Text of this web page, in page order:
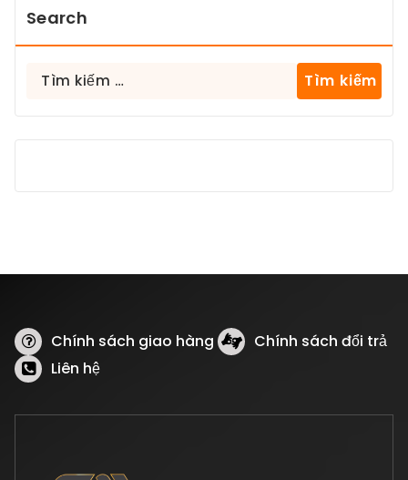
Search
Tìm
Chính sách giao hàng
Chính sách đổi trả
Liên hệ